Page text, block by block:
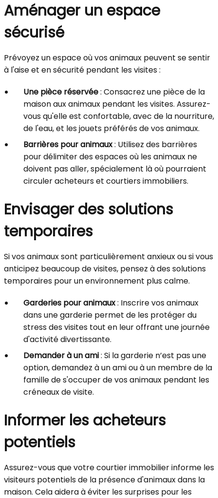
Aménager un espace
sécurisé
Prévoyez un espace où vos animaux peuvent se sentir
à l'aise et en sécurité pendant les visites :
Une pièce réservée: Consacrez une pièce de la
maison aux animaux pendant les visites. Assurez-
vous qu'elle est confortable, avec de la nourriture,
de l'eau, et les jouets préférés de vos animaux.
Barrières pour animaux: Utilisez des barrières
pour délimiter des espaces où les animaux ne
doivent pas aller, spécialement là où pourraient
circuler acheteurs et courtiers immobiliers.
Envisager des solutions
temporaires
Si vos animaux sont particulièrement anxieux ou si vous
anticipez beaucoup de visites, pensez à des solutions
temporaires pour un environnement plus calme.
Garderies pour animaux: Inscrire vos animaux
dans une garderie permet de les protéger du
stress des visites tout en leur offrant une journée
d'activité divertissante.
Demander à un ami: Si la garderie n’est pas une
option, demandez à un ami ou à un membre de la
famille de s'occuper de vos animaux pendant les
créneaux de visite.
Informer les acheteurs
potentiels
Assurez-vous que votre courtier immobilier informe les
visiteurs potentiels de la présence d'animaux dans la
maison. Cela aidera à éviter les surprises pour les